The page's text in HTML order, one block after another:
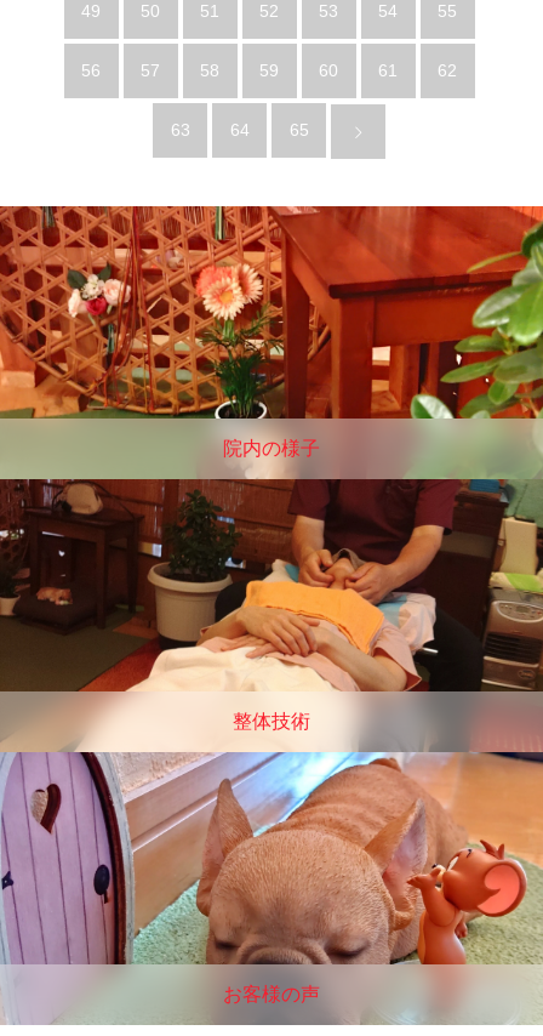
49 50 51 52 53 54 55
56 57 58 59 60 61 62
63 64 65
院内の様子
整体技術
お客様の声